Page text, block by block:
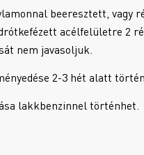
beeresztett,
acélfelületre 2
nem javasoljuk.
2-3 hét alatt
lakkbenzinnel történhet.